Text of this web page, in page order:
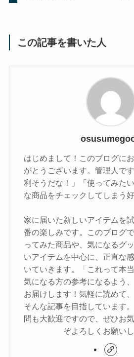
この記事を書いた人
はじめまして！このブログに
がとうございます。管理人で
利そうだな！」「使ってみた
な商品をチェックしてしまう
家に届いた新しいアイテムを
番の楽しみです。このブログ
ってみた商品や、気になるグ
いアイテムを中心に、正直な
いていきます。「これって本
気になる方の参考になるよう
お届けします！気軽に読めて
そんな記事を目指しています
問も大歓迎ですので、ぜひお
ぞよろしくお願いし